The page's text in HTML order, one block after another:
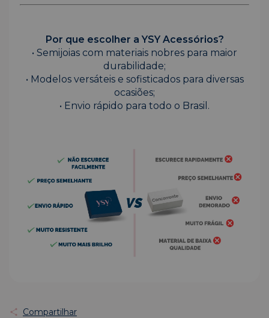
Por que escolher a YSY Acessórios?
• Semijoias com materiais nobres para maior
durabilidade;
• Modelos versáteis e sofisticados para diversas
ocasiões;
• Envio rápido para todo o Brasil.
Compartilhar